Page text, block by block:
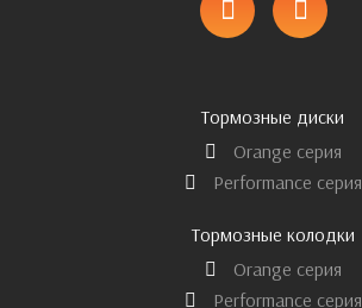
Тормозные диски
Orange серия
Performance серия
Тормозные колодки
Orange серия
Performance серия